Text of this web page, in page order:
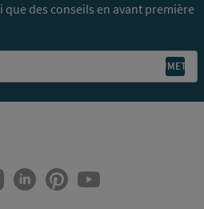
des conseils en avant première